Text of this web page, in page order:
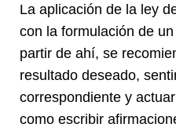
La aplicación de la ley
con la formulación de
partir de ahí, se
resultado deseado,
correspondiente y
como escribir